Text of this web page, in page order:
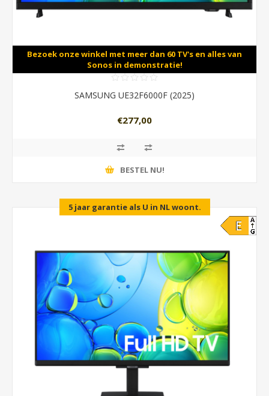
Bezoek onze winkel met meer dan 60 TV's en alles van
Sonos in demonstratie!
SAMSUNG UE32F6000F (2025)
€277,00
BESTEL NU!
5 jaar garantie als U in NL woont.